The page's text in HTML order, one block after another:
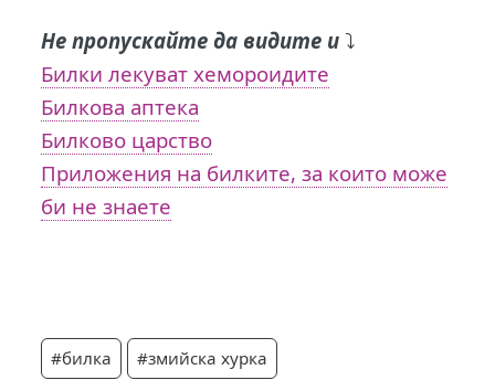
Не пропускайте да видите и ⤵️
Билки лекуват хемороидите
Билкова аптека
Билково царство
Приложения на билките, за които може
би не знаете
#билка #змийска хурка